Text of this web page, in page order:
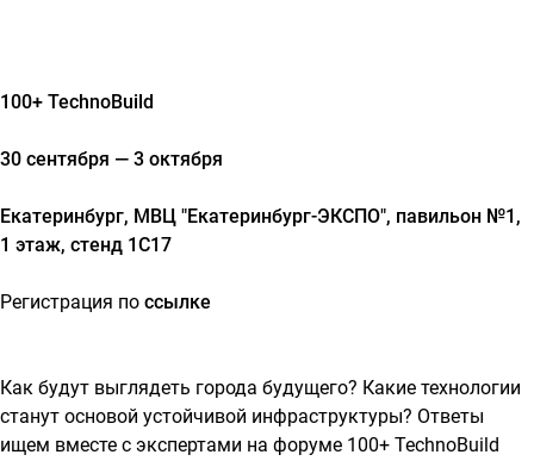
100+ TechnoBuild
30 сентября — 3 октября
Екатеринбург, МВЦ "Екатеринбург-ЭКСПО", павильон №1,
1 этаж, стенд 1C17
Регистрация по ссылке
Как будут выглядеть города будущего? Какие технологии
станут основой устойчивой инфраструктуры? Ответы
ищем вместе с экспертами на форуме 100+ TechnoBuild